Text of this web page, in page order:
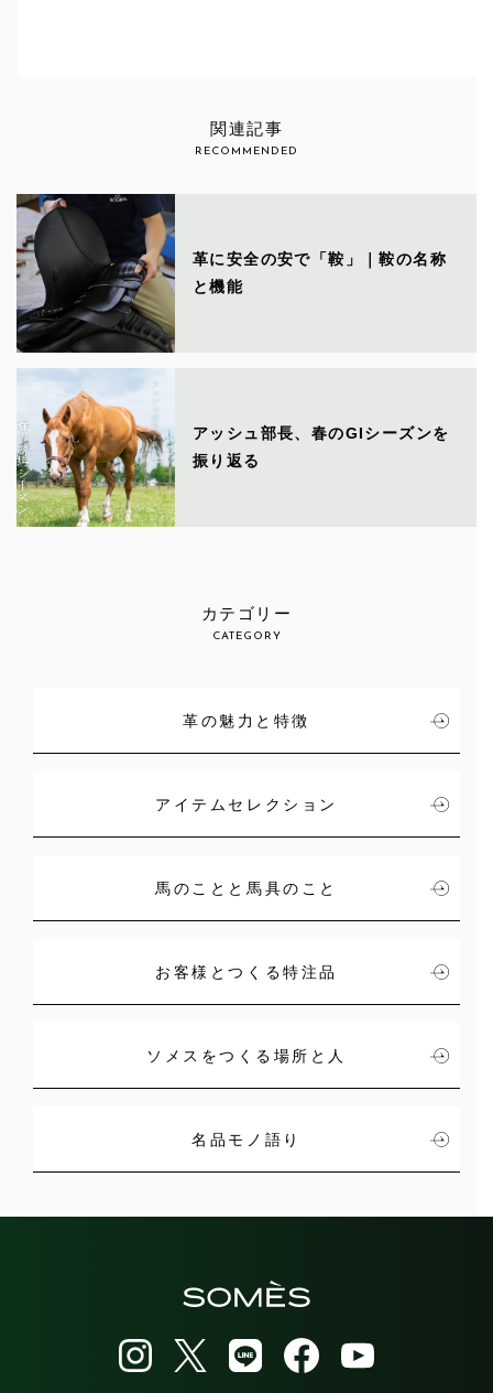
関連記事
RECOMMENDED
革に安全の安で「鞍」｜鞍の名称
と機能
アッシュ部長、春のGIシーズンを
振り返る
カテゴリー
CATEGORY
革の魅力と特徴
アイテムセレクション
馬のことと馬具のこと
お客様とつくる特注品
ソメスをつくる場所と人
名品モノ語り